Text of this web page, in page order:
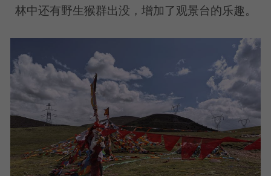
林中还有野生猴群出没，增加了观景台的乐趣。